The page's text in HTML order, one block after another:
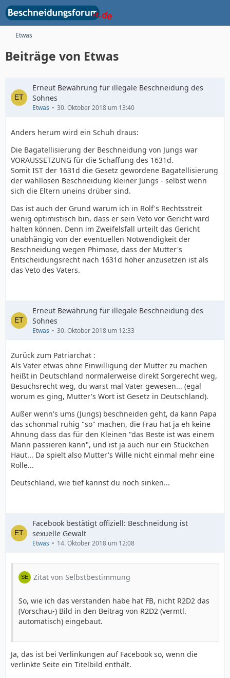
Etwas
Beiträge von Etwas
Erneut Bewährung für illegale Beschneidung des
Sohnes
Etwas 30. Oktober 2018 um 13:40
Anders herum wird ein Schuh draus:
Die Bagatellisierung der Beschneidung von Jungs war
VORAUSSETZUNG für die Schaffung des 1631d.
Somit IST der 1631d die Gesetz gewordene Bagatellisierung
der wahllosen Beschneidung kleiner Jungs - selbst wenn
sich die Eltern uneins drüber sind.
Das ist auch der Grund warum ich in Rolf's Rechtsstreit
wenig optimistisch bin, dass er sein Veto vor Gericht wird
halten können. Denn im Zweifelsfall urteilt das Gericht
unabhängig von der eventuellen Notwendigkeit der
Beschneidung wegen Phimose, dass der Mutter's
Entscheidungsrecht nach 1631d höher anzusetzen ist als
das Veto des Vaters.
Erneut Bewährung für illegale Beschneidung des
Sohnes
Etwas 30. Oktober 2018 um 12:33
Zurück zum Patriarchat :
Als Vater etwas ohne Einwilligung der Mutter zu machen
heißt in Deutschland normalerweise direkt Sorgerecht weg,
Besuchsrecht weg, du warst mal Vater gewesen... (egal
worum es ging, Mutter's Wort ist Gesetz in Deutschland).
Außer wenn's ums (Jungs) beschneiden geht, da kann Papa
das schonmal ruhig "so" machen, die Frau hat ja eh keine
Ahnung dass das für den Kleinen "das Beste ist was einem
Mann passieren kann", und ist ja auch nur ein Stückchen
Haut... Da spielt also Mutter's Wille nicht einmal mehr eine
Rolle...
Deutschland, wie tief kannst du noch sinken...
Facebook bestätigt offiziell: Beschneidung ist
sexuelle Gewalt
Etwas 14. Oktober 2018 um 12:08
Zitat von Selbstbestimmung
So, wie ich das verstanden habe hat FB, nicht R2D2 das
(Vorschau-) Bild in den Beitrag von R2D2 (vermtl.
automatisch) eingebaut.
Ja, das ist bei Verlinkungen auf Facebook so, wenn die
verlinkte Seite ein Titelbild enthält.